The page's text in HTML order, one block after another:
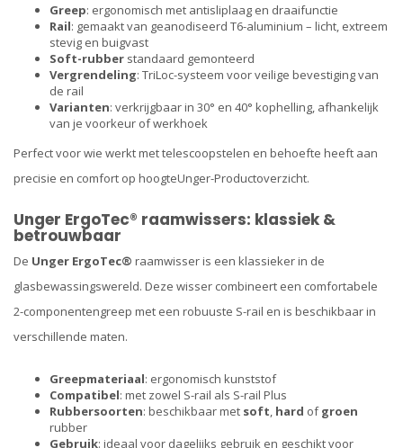
Greep: ergonomisch met antisliplaag en draaifunctie
Rail: gemaakt van geanodiseerd T6-aluminium – licht, extreem
stevig en buigvast
Soft-rubber standaard gemonteerd
Vergrendeling: TriLoc-systeem voor veilige bevestiging van
de rail
Varianten: verkrijgbaar in 30° en 40° kophelling, afhankelijk
van je voorkeur of werkhoek
Perfect voor wie werkt met telescoopstelen en behoefte heeft aan
precisie en comfort op hoogte​Unger-Productoverzicht.
Unger ErgoTec® raamwissers: klassiek &
betrouwbaar
De Unger ErgoTec® raamwisser is een klassieker in de
glasbewassingswereld. Deze wisser combineert een comfortabele
2-componentengreep met een robuuste S-rail en is beschikbaar in
verschillende maten.
Greepmateriaal: ergonomisch kunststof
Compatibel: met zowel S-rail als S-rail Plus
Rubbersoorten: beschikbaar met soft hard ofgroen
rubber
Gebruik: ideaal voor dagelijks gebruik en geschikt voor